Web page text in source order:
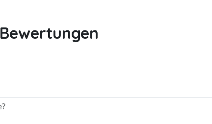
Bewertungen